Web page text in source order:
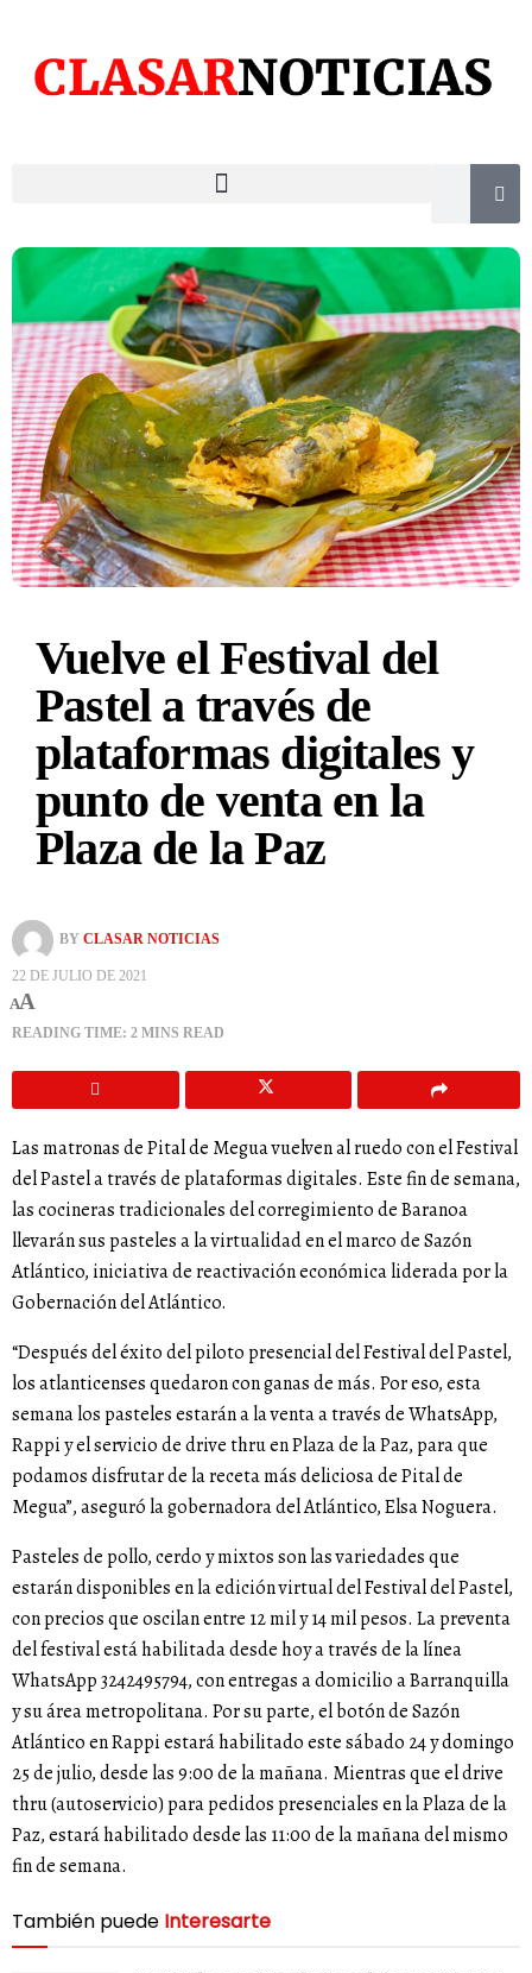
Vuelve el Festival del
Pastel a través de
plataformas digitales y
punto de venta en la
Plaza de la Paz
BY CLASAR NOTICIAS
22 DE JULIO DE 2021
AA
READING TIME: 2 MINS READ
Las matronas de Pital de Megua vuelven al ruedo con el Festival
del Pastel a través de plataformas digitales. Este fin de semana,
las cocineras tradicionales del corregimiento de Baranoa
llevarán sus pasteles a la virtualidad en el marco de Sazón
Atlántico, iniciativa de reactivación económica liderada por la
Gobernación del Atlántico.
“Después del éxito del piloto presencial del Festival del Pastel,
los atlanticenses quedaron con ganas de más. Por eso, esta
semana los pasteles estarán a la venta a través de WhatsApp,
Rappi y el servicio de drive thru en Plaza de la Paz, para que
podamos disfrutar de la receta más deliciosa de Pital de
Megua”, aseguró la gobernadora del Atlántico, Elsa Noguera.
Pasteles de pollo, cerdo y mixtos son las variedades que
estarán disponibles en la edición virtual del Festival del Pastel,
con precios que oscilan entre 12 mil y 14 mil pesos. La preventa
del festival está habilitada desde hoy a través de la línea
WhatsApp 3242495794, con entregas a domicilio a Barranquilla
y su área metropolitana. Por su parte, el botón de Sazón
Atlántico en Rappi estará habilitado este sábado 24 y domingo
25 de julio, desde las 9:00 de la mañana. Mientras que el drive
thru (autoservicio) para pedidos presenciales en la Plaza de la
Paz, estará habilitado desde las 11:00 de la mañana del mismo
fin de semana.
También puede Interesarte